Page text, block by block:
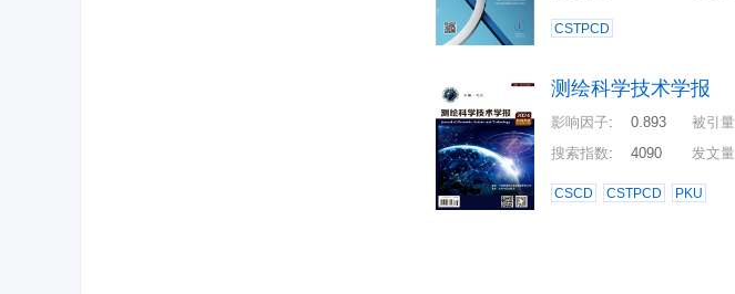
CSTPCD
测绘科学技术学报
影响因子: 0.893 被引量
搜索指数: 4090 发文量
CSCD CSTPCD PKU